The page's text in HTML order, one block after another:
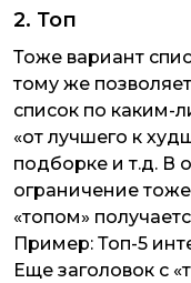
2. Топ
Тоже вариант
тому же
список по каким-
«от лучшего к
подборке и т.д. В
ограничение
«топом»
Пример: Топ-5
Еще заголовок с